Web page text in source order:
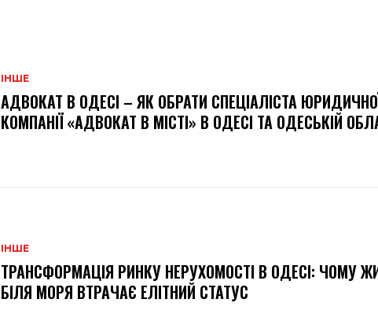
ІНШЕ
АДВОКАТ В ОДЕСІ – ЯК ОБРАТИ СПЕЦІАЛІСТА
КОМПАНІЇ «АДВОКАТ В МІСТІ» В ОДЕСІ ТА ОДЕСЬКІЙ
ІНШЕ
ТРАНСФОРМАЦІЯ РИНКУ НЕРУХОМОСТІ В ОДЕСІ: ЧОМУ
БІЛЯ МОРЯ ВТРАЧАЄ ЕЛІТНИЙ СТАТУС